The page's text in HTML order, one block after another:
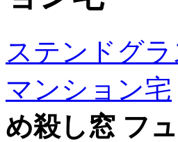
ステンドグ
マンション宅
め殺し窓 フ